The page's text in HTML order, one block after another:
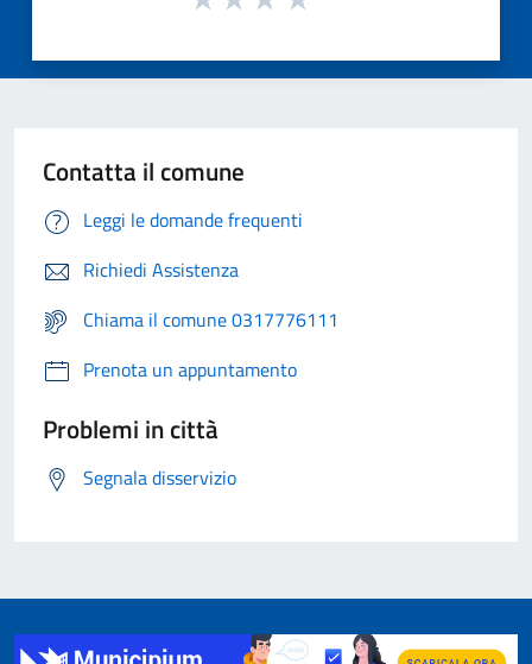
Contatta il comune
Leggi le domande frequenti
Richiedi Assistenza
Chiama il comune 0317776111
Prenota un appuntamento
Problemi in città
Segnala disservizio